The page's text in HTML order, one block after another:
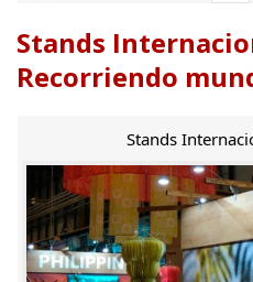
Stands
Recorriendo
Stands